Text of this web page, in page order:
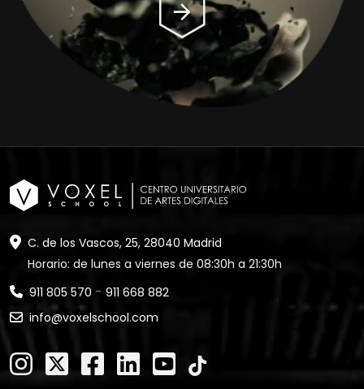
C. de los Vascos, 25, 28040 Madrid
Horario: de lunes a viernes de 08:30h a 21:30h
911 805 570 - 911 668 882
info@voxelschool.com